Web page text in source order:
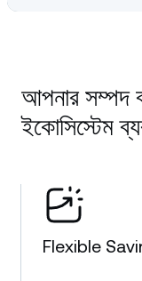
আপনার সম্পদ
ইকোসিস্টেম
Flexible